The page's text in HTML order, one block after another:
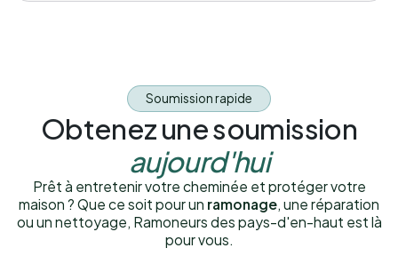
Soumission rapide
Obtenez une soumission
aujourd'hui
Prêt à entretenir votre cheminée et protéger votre
maison ? Que ce soit pour un ramonage, une réparation
ou un nettoyage, Ramoneurs des pays-d'en-haut est là
pour vous.